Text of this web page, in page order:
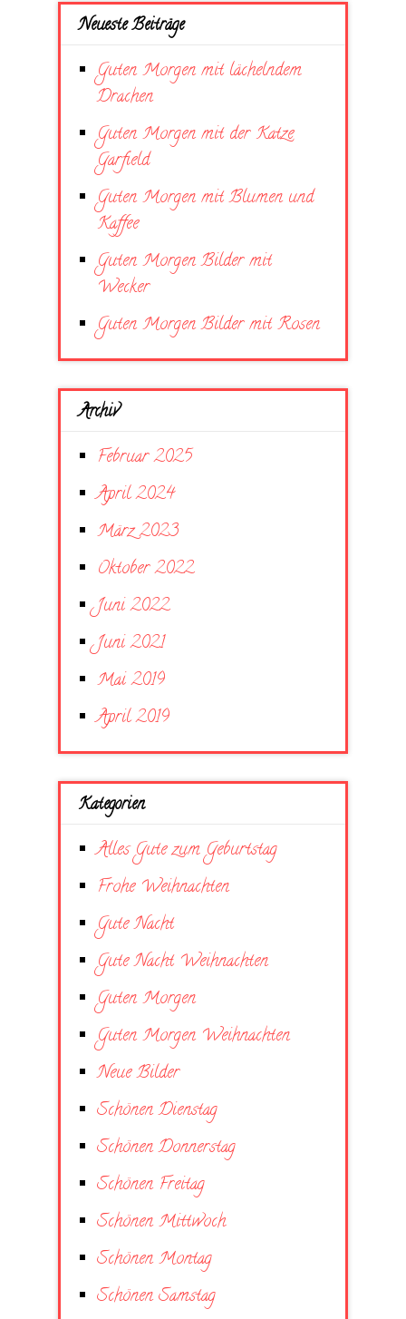
Neueste Beiträge
Guten Morgen mit lächelndem
Drachen
Guten Morgen mit der Katze
Garfield
Guten Morgen mit Blumen und
Kaffee
Guten Morgen Bilder mit
Wecker
Guten Morgen Bilder mit Rosen
Archiv
Februar 2025
April 2024
März 2023
Oktober 2022
Juni 2022
Juni 2021
Mai 2019
April 2019
Kategorien
Alles Gute zum Geburtstag
Frohe Weihnachten
Gute Nacht
Gute Nacht Weihnachten
Guten Morgen
Guten Morgen Weihnachten
Neue Bilder
Schönen Dienstag
Schönen Donnerstag
Schönen Freitag
Schönen Mittwoch
Schönen Montag
Schönen Samstag